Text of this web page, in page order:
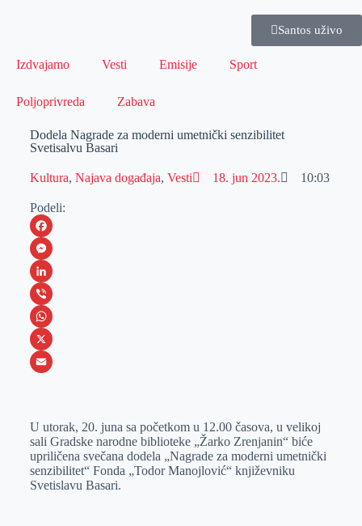
Santos uživo
Izdvajamo Vesti Emisije Sport
Poljoprivreda Zabava
Dodela Nagrade za moderni umetnički senzibilitet
Svetisalvu Basari
Kultura, Najava događaja, Vesti 18. jun 2023. 10:03
Podeli:
F
a
c
e
b
o
M
e
s
s
e
e
r
L
i
n
k
I
n
V
i
b
W
h
s
A
p
X
a
i
l
U utorak, 20. juna sa početkom u 12.00 časova, u velikoj
sali Gradske narodne biblioteke „Žarko Zrenjanin“ biće
upriličena svečana dodela „Nagrade za moderni umetnički
senzibilitet“ Fonda „Todor Manojlović“ književniku
Svetislavu Basari.